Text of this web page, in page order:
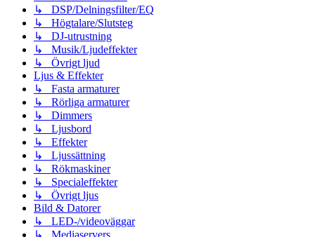
↳ DSP/Delningsfilter/EQ
↳ Högtalare/Slutsteg
↳ DJ-utrustning
↳ Musik/Ljudeffekter
↳ Övrigt ljud
Ljus & Effekter
↳ Fasta armaturer
↳ Rörliga armaturer
↳ Dimmers
↳ Ljusbord
↳ Effekter
↳ Ljussättning
↳ Rökmaskiner
↳ Specialeffekter
↳ Övrigt ljus
Bild & Datorer
↳ LED-/videoväggar
↳ Mediaservers